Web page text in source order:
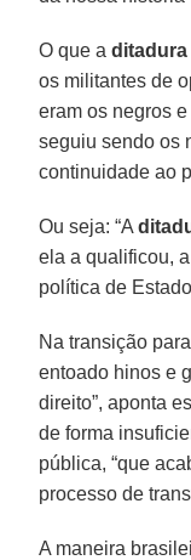
O que aditadura
os militantes de
eram os negros
seguiu sendo os
continuidade ao
Ou seja: “A
ela a qualificou,
política de
Na transição
entoado hinos e
direito”, aponta
de forma
pública, “que
processo de
A maneira